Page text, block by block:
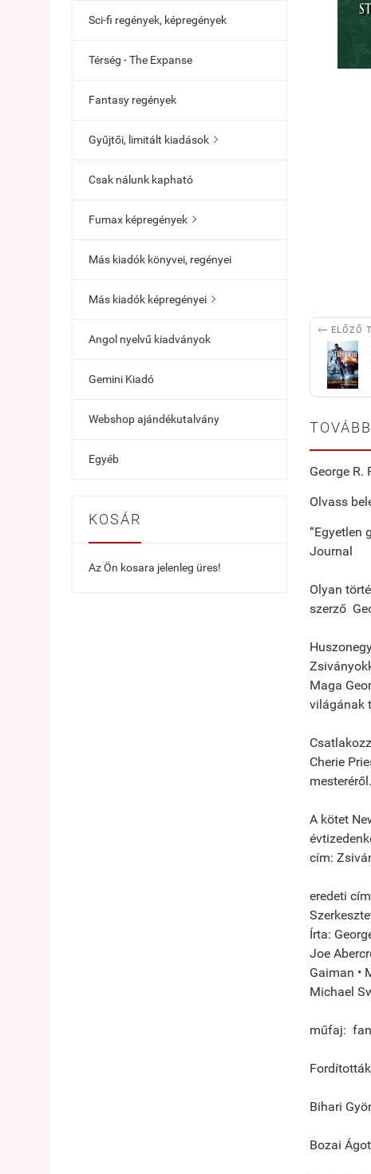
Sci-fi regények, képregények
Térség - The Expanse
Fantasy regények
Gyűjtői, limitált kiadások 
Csak nálunk kapható
Fumax képregények 
Más kiadók könyvei, regényei
Más kiadók képregényei 
Angol nyelvű kiadványok
Gemini Kiadó
Webshop ajándékutalvány
Egyéb
KOSÁR
Az Ön kosara jelenleg üres!
 ELŐZŐ
George
Olvass
“Egyetlen
Journal
Olyan
szerző
Maga
világának
Cherie
A kötet
cím:
eredeti
Írta:
Joe
Gaiman •
Michael
műfaj:
Bihari
Bozai